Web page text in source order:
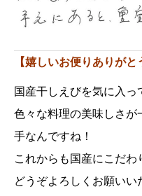
【嬉しいお便りありがと
国産干しえびを気に入っ
色々な料理の美味しさが
手なんですね！
これからも国産にこだわ
どうぞよろしくお願いい